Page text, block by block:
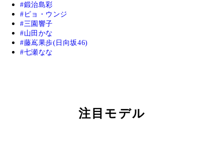
鍛治島彩
ピョ・ウンジ
三園響子
山田かな
藤嶌果歩(日向坂46)
七瀬なな
注目モデル